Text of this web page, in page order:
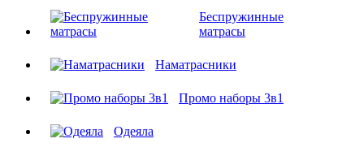
Беспружинные
матрасы
Наматрасники
Промо наборы 3в1
Одеяла